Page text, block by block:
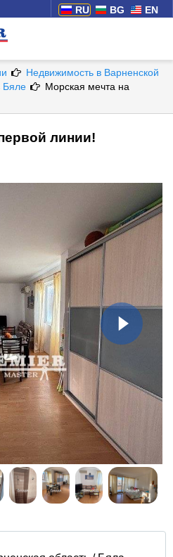
RU BG EN
Недвижимость в Варненской
Бяле
Морская мечта на
линии!